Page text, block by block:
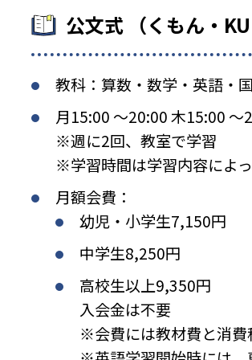
公文式 （くもん・
教科：算数・数学・英語・
月15:00 〜20:00 木15:00 〜
※週に2回、教室で学習
※学習時間は学習内容によ
月額会費：
幼児・小学生7,150円
中学生8,250円
高校生以上9,350円
入会金は不要
※会費には教材費と消費